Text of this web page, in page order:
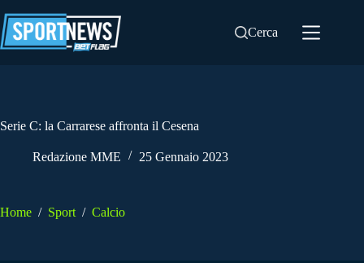
al
contenuto
Cerca
Serie C: la Carrarese affronta il Cesena
Redazione MME 25 Gennaio 2023
Home / Sport / Calcio